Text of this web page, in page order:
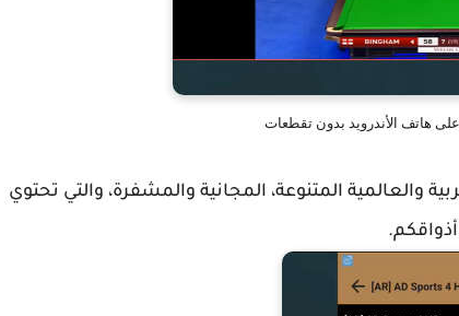
هاتف الأندرويد بدون تقطعات
والعالمية المتنوعة، المجانية والمشفرة، والتي تحتوي